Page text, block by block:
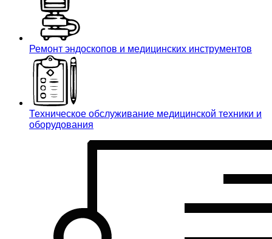
Ремонт эндоскопов и медицинских инструментов
Техническое обслуживание медицинской техники и
оборудования